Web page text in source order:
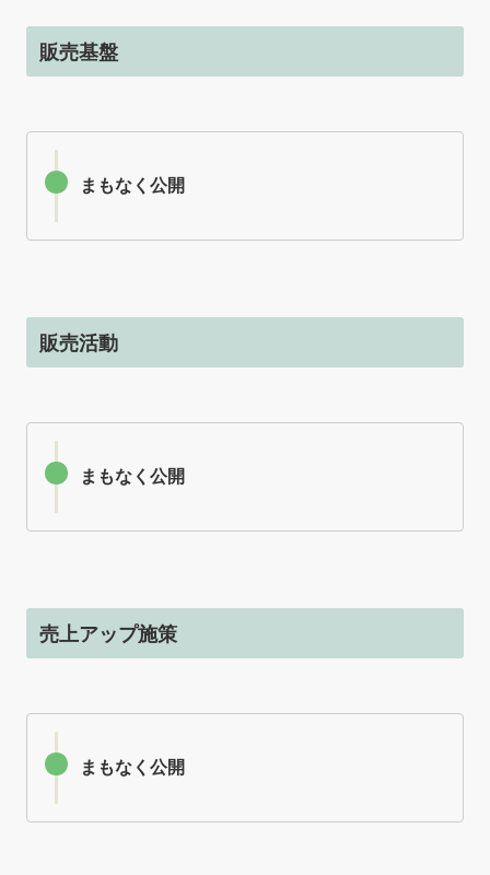
販売基盤
まもなく公開
販売活動
まもなく公開
売上アップ施策
まもなく公開